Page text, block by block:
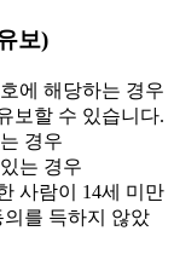
보)
에 해당하는 경우
보할 수 있습니다.
경우
는 경우
사람이 14세 미만
를 득하지 않았